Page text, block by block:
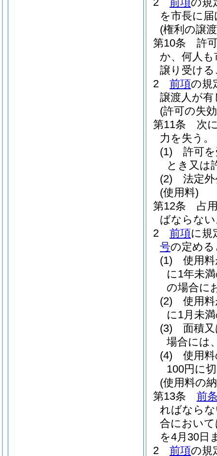
を市長に
(権利の譲
第10条
許
か、何人
譲り受け
2
前項の規
譲渡人が
(許可の失
第11条
次
力を失う。
(1)
許可
とき又は
(2)
法定
(使用料)
第12条
占
ばならな
2
前項に規
号の定め
(1)
使用
に1年未
の場合に
(2)
使用
に1月未
(3)
面積
場合には
(4)
使用
100円に
(使用料の
第13条
前
ればなら
合におい
を4月30日
2
前項の規